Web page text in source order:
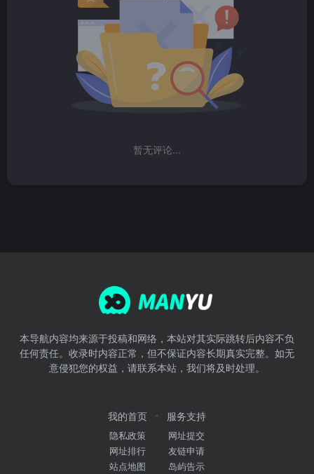
暂无评论...
本导航内容均来源于投稿和网络，本站对其实际跳转后内容不负
任何责任。收录时内容正常，但不保证内容长期真实完整。如无
意侵犯您的权益，请联系本站，我们将及时处理。
我的首页
隐私政策
网址排行
站点地图
服务支持
网址提交
友链申请
岛屿告示